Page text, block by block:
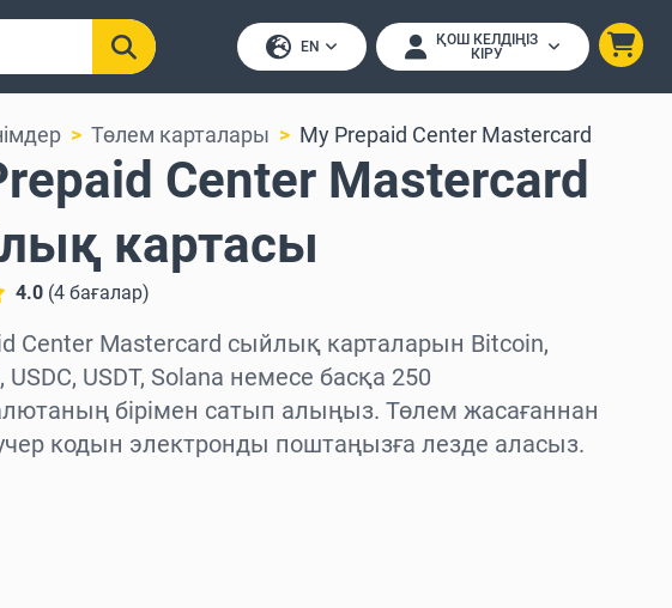
EN
ҚОШ КЕЛДІҢІЗ
КІРУ
Төлем карталары My Prepaid Center Mastercard
Center Mastercard
картасы
4.0 (4 бағалар)
Center Mastercard сыйлық карталарын Bitcoin,
USDC, USDT, Solana немесе басқа 250
бірімен сатып алыңыз. Төлем жасағаннан
кодын электронды поштаңызға лезде аласыз.